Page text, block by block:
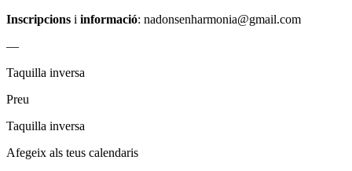
Inscripcions i informació: nadonsenharmonia@gmail.com
—
Taquilla inversa
Preu
Taquilla inversa
Afegeix als teus calendaris